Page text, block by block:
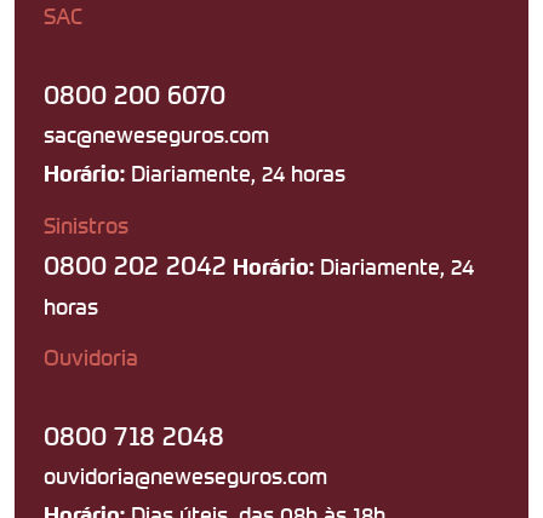
SAC
0800 200 6070
sac@neweseguros.com
Horário: Diariamente, 24 horas
Sinistros
0800 202 2042 Horário: Diariamente, 24
horas
Ouvidoria
0800 718 2048
ouvidoria@neweseguros.com